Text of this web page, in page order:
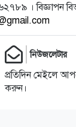
। বিজ্ঞাপন
নিউজলেটার
প্রতিদিন মেইলে
করুন।